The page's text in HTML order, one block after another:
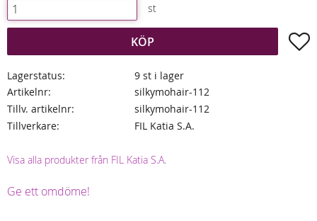
st
KÖP
Lagerstatus
9 st i lager
Artikelnr
silkymohair-112
Tillv. artikelnr
silkymohair-112
Tillverkare
FIL Katia S.A.
Visa alla produkter från FIL Katia S.A.
Ge ett omdöme!